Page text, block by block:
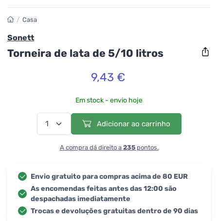
/ Casa
Sonett
Torneira de lata de 5/10 litros
9,43 €
Em stock - envio hoje
Adicionar ao carrinho
A compra dá direito a 235pontos.
Envio gratuito para compras acima de 80 EUR
As encomendas feitas antes das 12:00 são
despachadas imediatamente
Trocas e devoluções gratuitas dentro de 90 dias